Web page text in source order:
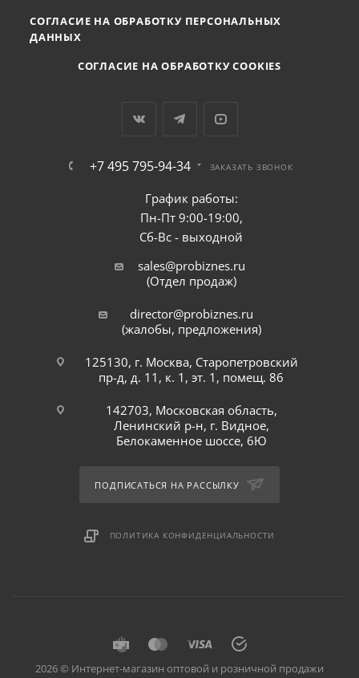
СОГЛАСИЕ НА ОБРАБОТКУ ПЕРСОНАЛЬНЫХ
ДАННЫХ
СОГЛАСИЕ НА ОБРАБОТКУ COOKIES
+7 495 795-94-34 ЗАКАЗАТЬ ЗВОНОК
График работы:
Пн-Пт 9:00-19:00,
Сб-Вс - выходной
sales@probiznes.ru
(Отдел продаж)
director@probiznes.ru
(жалобы, предложения)
125130, г. Москва, Старопетровский
пр-д, д. 11, к. 1, эт. 1, помещ. 86
142703, Московская область,
Ленинский р-н, г. Видное,
Белокаменное шоссе, 6Ю
ПОДПИСАТЬСЯ НА РАССЫЛКУ
ПОЛИТИКА КОНФИДЕНЦИАЛЬНОСТИ
2026 © Интернет-магазин оптовой и розничной продажи